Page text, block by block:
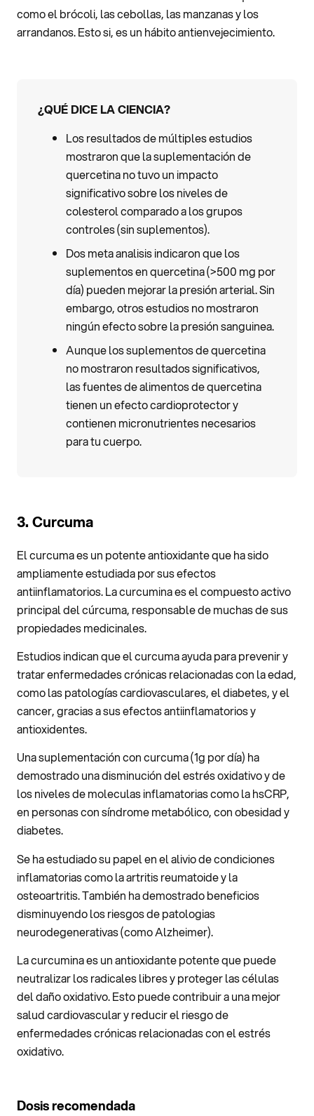
como el brócoli, las cebollas, las manzanas y los
arrandanos. Esto si, es un hábito antienvejecimiento.
¿QUÉ DICE LA CIENCIA?
Los resultados de múltiples estudios
mostraron que la suplementación de
quercetina no tuvo un impacto
significativo sobre los niveles de
colesterol comparado a los grupos
controles (sin suplementos).
Dos meta analisis indicaron que los
suplementos en quercetina (>500 mg por
día) pueden mejorar la presión arterial. Sin
embargo, otros estudios no mostraron
ningún efecto sobre la presión sanguinea.
Aunque los suplementos de quercetina
no mostraron resultados significativos,
las fuentes de alimentos de quercetina
tienen un efecto cardioprotector y
contienen micronutrientes necesarios
para tu cuerpo.
3. Curcuma
El curcuma es un potente antioxidante que ha sido
ampliamente estudiada por sus efectos
antiinflamatorios. La curcumina es el compuesto activo
principal del cúrcuma, responsable de muchas de sus
propiedades medicinales.
Estudios indican que el curcuma ayuda para prevenir y
tratar enfermedades crónicas relacionadas con la edad,
como las patologías cardiovasculares, el diabetes, y el
cancer, gracias a sus efectos antiinflamatorios y
antioxidentes.
Una suplementación con curcuma (1g por día) ha
demostrado una disminución del estrés oxidativo y de
los niveles de moleculas inflamatorias como la hsCRP,
en personas con síndrome metabólico, con obesidad y
diabetes.
Se ha estudiado su papel en el alivio de condiciones
inflamatorias como la artritis reumatoide y la
osteoartritis. También ha demostrado beneficios
disminuyendo los riesgos de patologias
neurodegenerativas (como Alzheimer).
La curcumina es un antioxidante potente que puede
neutralizar los radicales libres y proteger las células
del daño oxidativo. Esto puede contribuir a una mejor
salud cardiovascular y reducir el riesgo de
enfermedades crónicas relacionadas con el estrés
oxidativo.
Dosis recomendada